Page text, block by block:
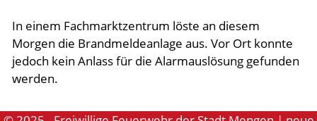
In einem Fachmarktzentrum löste an diesem
Morgen die Brandmeldeanlage aus. Vor Ort konnte
jedoch kein Anlass für die Alarmauslösung gefunden
werden.